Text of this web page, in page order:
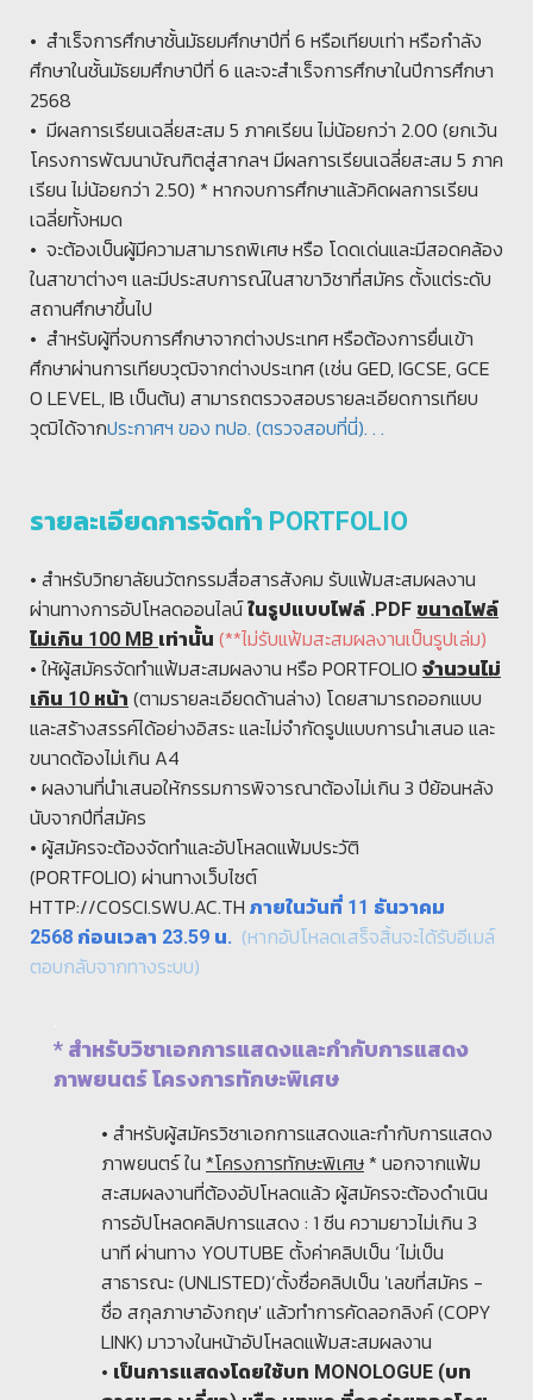
• สำเร็จการศึกษาชั้นมัธยมศึกษาปีที่ 6 หรือเทียบเท่า หรือกำลัง
ศึกษาในชั้นมัธยมศึกษาปีที่ 6 และจะสำเร็จการศึกษาในปีการศึกษา
2568
• มีผลการเรียนเฉลี่ยสะสม 5 ภาคเรียน ไม่น้อยกว่า 2.00 (ยกเว้น
โครงการพัฒนาบัณฑิตสู่สากลฯ มีผลการเรียนเฉลี่ยสะสม 5 ภาค
เรียน ไม่น้อยกว่า 2.50) * หากจบการศึกษาแล้วคิดผลการเรียน
เฉลี่ยทั้งหมด
• จะต้องเป็นผู้มีความสามารถพิเศษ หรือ โดดเด่นและมีสอดคล้อง
ในสาขาต่างๆ และมีประสบการณ์ในสาขาวิชาที่สมัคร ตั้งแต่ระดับ
สถานศึกษาขึ้นไป
• สำหรับผู้ที่จบการศึกษาจากต่างประเทศ หรือต้องการยื่นเข้า
ศึกษาผ่านการเทียบวุฒิจากต่างประเทศ (เช่น GED, IGCSE, GCE
O LEVEL, IB เป็นต้น) สามารถตรวจสอบรายละเอียดการเทียบ
วุฒิได้จากประกาศฯ ของ ทปอ. (ตรวจสอบที่นี่). . .
รายละเอียดการจัดทำ PORTFOLIO
• สำหรับวิทยาลัยนวัตกรรมสื่อสารสังคม รับแฟ้มสะสมผลงาน
ผ่านทางการอัปโหลดออนไลน์ ในรูปแบบไฟล์ .PDF ขนาดไฟล์
ไม่เกิน 100 MB เท่านั้น (**ไม่รับแฟ้มสะสมผลงานเป็นรูปเล่ม)
• ให้ผู้สมัครจัดทำแฟ้มสะสมผลงาน หรือ PORTFOLIO จำนวนไม่
เกิน 10 หน้า (ตามรายละเอียดด้านล่าง) โดยสามารถออกแบบ
และสร้างสรรค์ได้อย่างอิสระ และไม่จำกัดรูปแบบการนำเสนอ และ
ขนาดต้องไม่เกิน A4
• ผลงานที่นำเสนอให้กรรมการพิจารณาต้องไม่เกิน 3 ปีย้อนหลัง
นับจากปีที่สมัคร
• ผู้สมัครจะต้องจัดทำและอัปโหลดแฟ้มประวัติ
(PORTFOLIO) ผ่านทางเว็บไซต์
HTTP://COSCI.SWU.AC.TH ภายในวันที่ 11 ธันวาคม
2568 ก่อนเวลา 23.59 น. (หากอัปโหลดเสร็จสิ้นจะได้รับอีเมล์
ตอบกลับจากทางระบบ)
* สำหรับวิชาเอกการแสดงและกำกับการแสดง
ภาพยนตร์ โครงการทักษะพิเศษ
• สำหรับผู้สมัครวิชาเอกการแสดงและกำกับการแสดง
ภาพยนตร์ ใน *โครงการทักษะพิเศษ* นอกจากแฟ้ม
สะสมผลงานที่ต้องอัปโหลดแล้ว ผู้สมัครจะต้องดำเนิน
การอัปโหลดคลิปการแสดง : 1 ซีน ความยาวไม่เกิน 3
นาที ผ่านทาง YOUTUBE ตั้งค่าคลิปเป็น ‘ไม่เป็น
สาธารณะ (UNLISTED)’ตั้งชื่อคลิปเป็น 'เลขที่สมัคร -
ชื่อ สกุลภาษาอังกฤษ' แล้วทำการคัดลอกลิงค์ (COPY
LINK) มาวางในหน้าอัปโหลดแฟ้มสะสมผลงาน
• เป็นการแสดงโดยใช้บท MONOLOGUE (บท